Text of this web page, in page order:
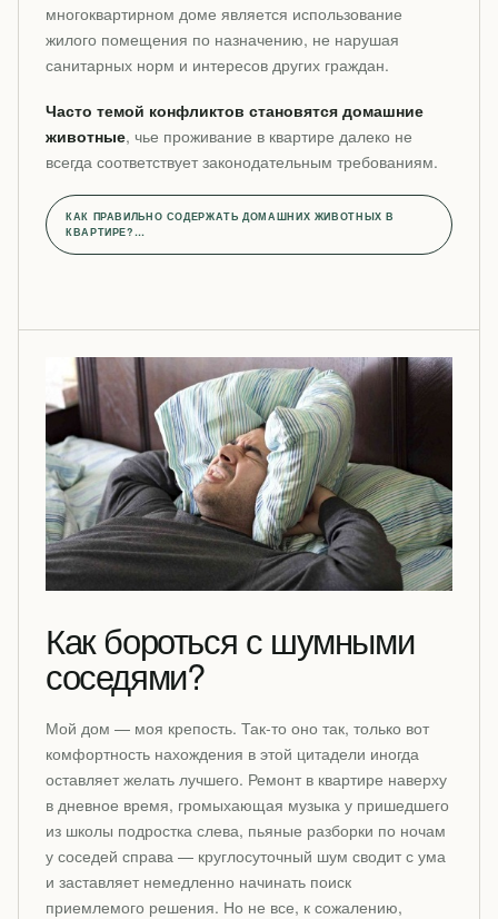
многоквартирном доме является использование
жилого помещения по назначению, не нарушая
санитарных норм и интересов других граждан.
Часто темой конфликтов становятся домашние
животные, чье проживание в квартире далеко не
всегда соответствует законодательным требованиям.
КАК ПРАВИЛЬНО СОДЕРЖАТЬ ДОМАШНИХ ЖИВОТНЫХ В
КВАРТИРЕ?…
Как бороться с шумными
соседями?
Мой дом — моя крепость. Так-то оно так, только вот
комфортность нахождения в этой цитадели иногда
оставляет желать лучшего. Ремонт в квартире наверху
в дневное время, громыхающая музыка у пришедшего
из школы подростка слева, пьяные разборки по ночам
у соседей справа — круглосуточный шум сводит с ума
и заставляет немедленно начинать поиск
приемлемого решения. Но не все, к сожалению,